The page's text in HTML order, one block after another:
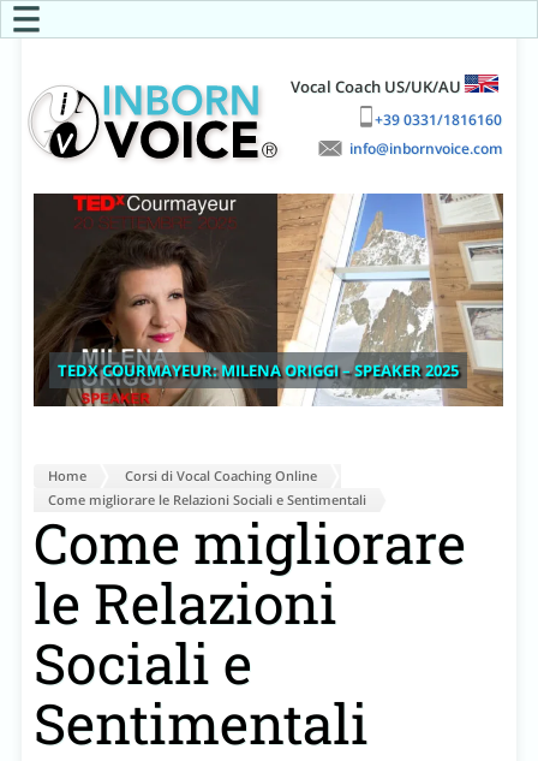
Vocal Coach US/UK/AU
+39 0331/1816160
info
☰
TEDX COURMAYEUR: MILENA ORIGGI – SPEAKER 2025
Home
Corsi di Vocal Coaching Online
Come migliorare le Relazioni Sociali e Sentimentali
Come migliorare
le Relazioni
Sociali e
Sentimentali